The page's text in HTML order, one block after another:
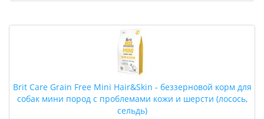
Brit Care Grain Free Mini Hair&Skin - беззерновой корм для
собак мини пород с проблемами кожи и шерсти (лосось,
сельдь)